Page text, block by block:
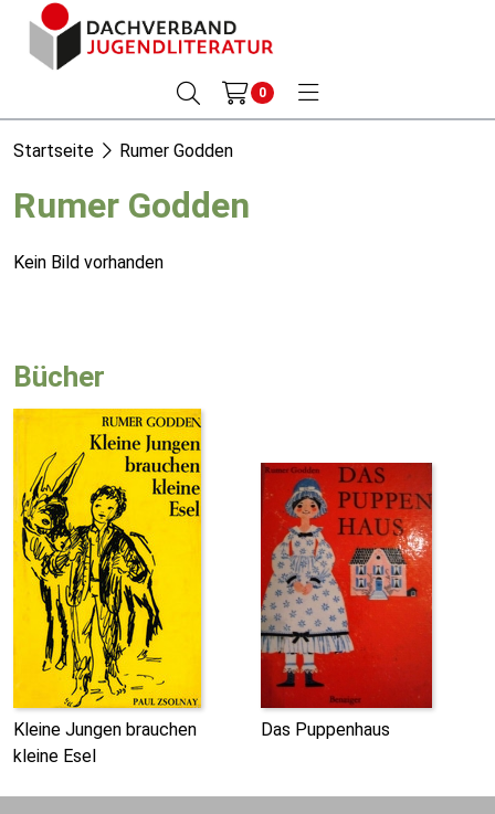
0
Startseite Rumer Godden
Rumer Godden
Kein Bild vorhanden
Bücher
Kleine Jungen brauchen
kleine Esel
Das Puppenhaus